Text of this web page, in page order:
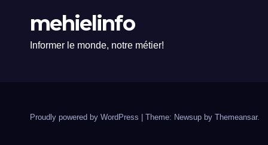
mehielinfo
Informer le monde, notre métier!
Proudly powered by WordPress Theme: Newsup by Themeansar.